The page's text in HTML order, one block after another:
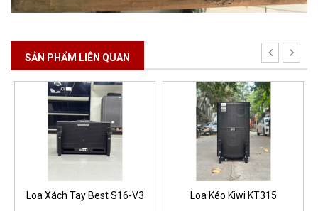
SẢN PHẨM LIÊN QUAN
Loa Xách Tay Best S16-V3 Loa Kéo Kiwi KT315